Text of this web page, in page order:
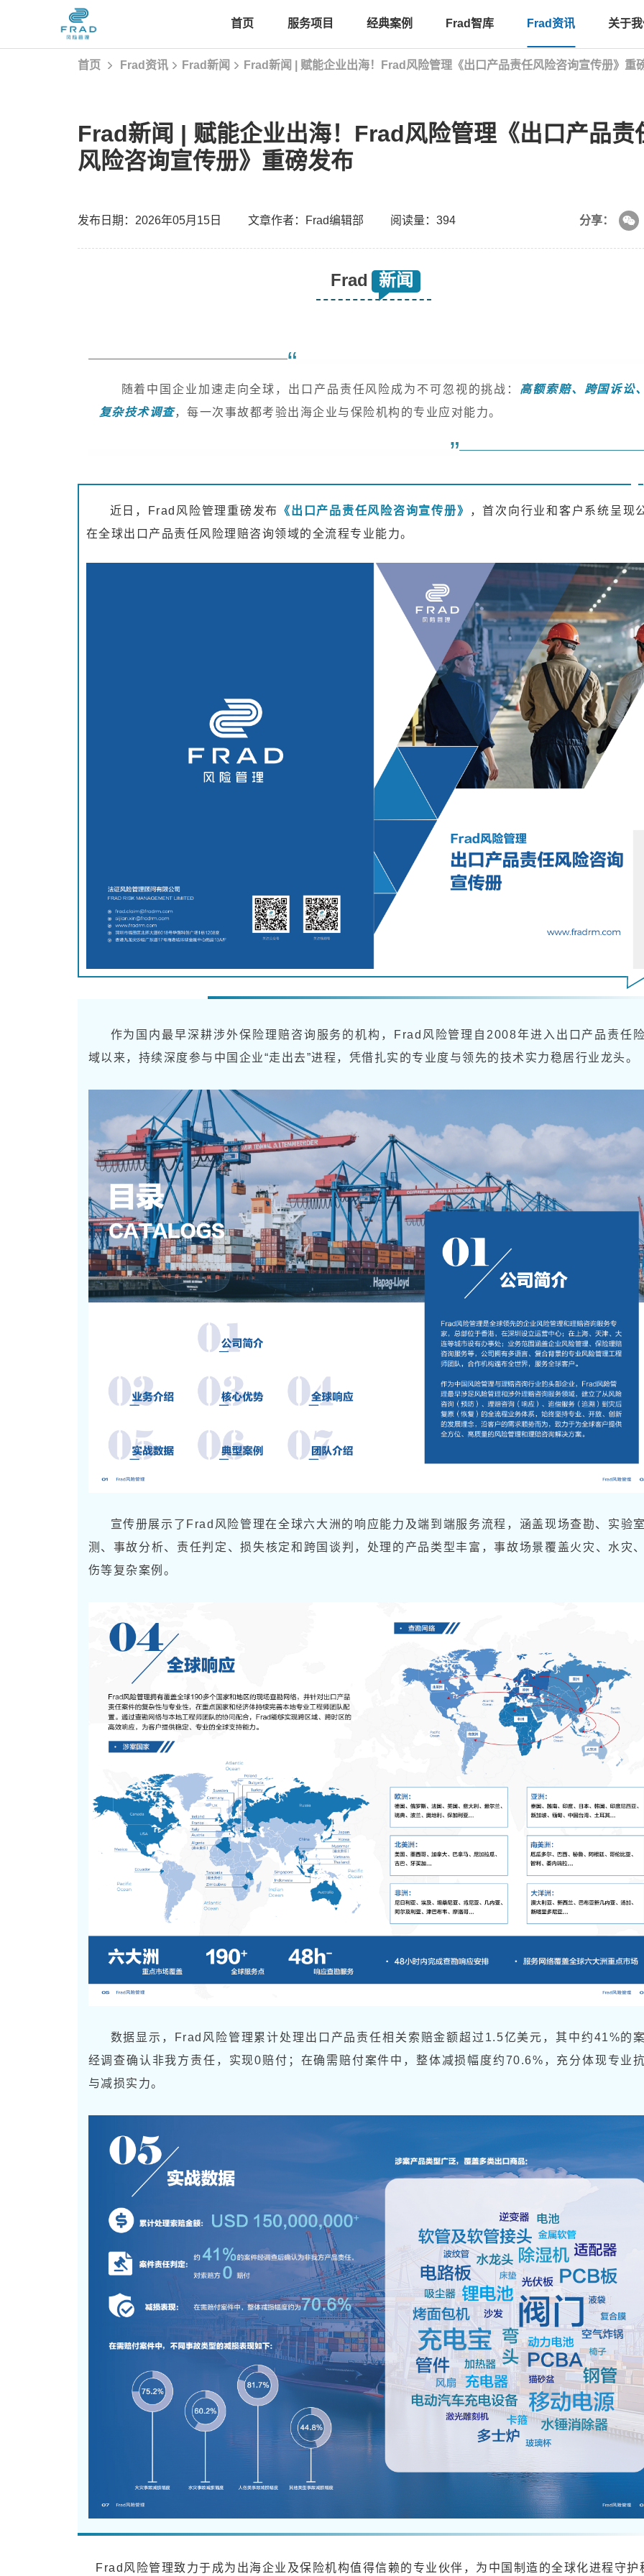
首页 服务项目 经典案例 Frad智库 Frad资讯 关于
首页
服务项目
Frad智库
关于我们
加入我们
首页 Frad资讯 Frad新闻 Frad新闻 | 赋能企业出海！Frad风险管理《出口产品责任风险咨询宣传册》重
Frad新闻 | 赋能企业出海！Frad风险管理《出口产品责
风险咨询宣传册》重磅发布
发布日期：2026年05月15日 文章作者：Frad编辑部 阅读量：394 分享：
Frad 新闻
“
随着中国企业加速走向全球，出口产品责任风险成为不可忽视的挑战： 高额索赔、跨国诉讼
复杂技术调查，每一次事故都考验出海企业与保险机构的专业应对能力。
”
近日，Frad风险管理重磅发布 《出口产品责任风险咨询宣传册》
，首次向行业和客户系统呈现
在全球出口产品责任风险理赔咨询领域的全流程专业能力。
作为国内最早深耕涉外保险理赔咨询服务的机构，Frad风险管理自2008年进入出口产品责任
域以来，持续深度参与中国企业“走出去”进程，凭借扎实的专业度与领先的技术实力稳居行业龙头。
宣传册展示了Frad风险管理在全球六大洲的响应能力及端到端服务流程，涵盖现场查勘、实验
测、事故分析、责任判定、损失核定和跨国谈判，处理的产品类型丰富，事故场景覆盖火灾、水灾
伤等复杂案例。
数据显示，Frad风险管理累计处理出口产品责任相关索赔金额超过1.5亿美元，其中约41%的
经调查确认非我方责任，实现0赔付；在确需赔付案件中，整体减损幅度约70.6%，充分体现专业
与减损实力。
Frad风险管理致力于成为出海企业及保险机构值得信赖的专业伙伴，为中国制造的全球化进程守护